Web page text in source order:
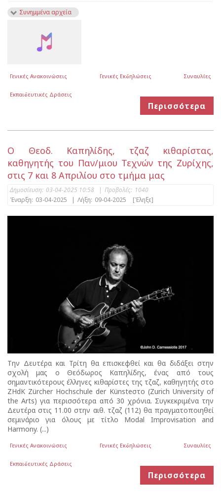
Συνημμένα αρχεία
Γενικές Ανακοινώσεις Γενικές Εκδηλώσεις Συναυλίες
Εκπαιδευτικές Δράσεις
Περισσότερα
O Θεοδ. Καπηλίδης, τζαζ κιθαρίστας,
καθηγητής του Παν/μιου Τεχνών της Ζυρίχης,
στις 7 και 8 Απριλίου στο τμήμα μας
Δημοσίευση: 03-04-2025 10:58 | Προβολές: 1040
Έναρξη: 03-04-2025 | Λήξη: 09-04-2025 [Έληξε]
Την Δευτέρα και Τρίτη θα επισκεφθεί και θα διδάξει στην
σχολή μας ο Θεόδωρος Καπηλίδης, ένας από τους
σημαντικότερους έλληνες κιθαρίστες της τζαζ, καθηγητής στο
ZHdK Zürcher Hochschule der Künsteστο (Ζurich University of
the Arts) για περισσότερα από 30 χρόνια. Συγκεκριμένα την
Δευτέρα στις 11.00 στην αιθ. τζαζ (112) θα πραγματοποιηθεί
σεμινάριο για όλους με τίτλο Modal Improvisation and
Harmony. (...)
Γενικές Ανακοινώσεις Γενικές Εκδηλώσεις Συναυλίες
Εκπαιδευτικές Δράσεις
Περισσότερα